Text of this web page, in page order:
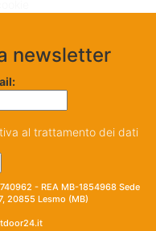
newsletter
al trattamento dei dati
- REA MB-1854968 Sede
20855 Lesmo (MB)